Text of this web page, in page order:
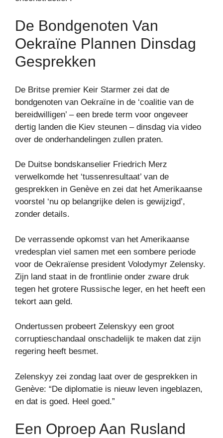
De Bondgenoten Van
Oekraïne Plannen Dinsdag
Gesprekken
De Britse premier Keir Starmer zei dat de
bondgenoten van Oekraïne in de ‘coalitie van de
bereidwilligen’ – een brede term voor ongeveer
dertig landen die Kiev steunen – dinsdag via video
over de onderhandelingen zullen praten.
De Duitse bondskanselier Friedrich Merz
verwelkomde het ‘tussenresultaat’ van de
gesprekken in Genève en zei dat het Amerikaanse
voorstel ‘nu op belangrijke delen is gewijzigd’,
zonder details.
De verrassende opkomst van het Amerikaanse
vredesplan viel samen met een sombere periode
voor de Oekraïense president Volodymyr Zelensky.
Zijn land staat in de frontlinie onder zware druk
tegen het grotere Russische leger, en het heeft een
tekort aan geld.
Ondertussen probeert Zelenskyy een groot
corruptieschandaal onschadelijk te maken dat zijn
regering heeft besmet.
Zelenskyy zei zondag laat over de gesprekken in
Genève: “De diplomatie is nieuw leven ingeblazen,
en dat is goed. Heel goed.”
Een Oproep Aan Rusland